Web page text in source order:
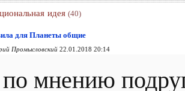
идея (40)
для Планеты общие
Промысловский 22.01.2018 20:14
мнению